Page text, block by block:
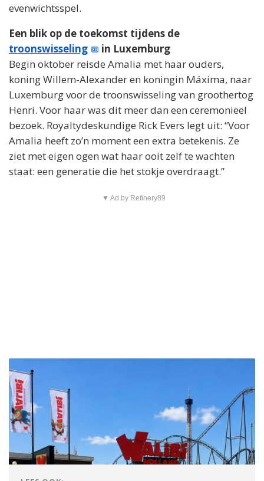
evenwichtsspel.
Een blik op de toekomst tijdens de
troonswisseling
in Luxemburg
Begin oktober reisde Amalia met haar ouders,
koning Willem-Alexander en koningin Máxima, naar
Luxemburg voor de troonswisseling van groothertog
Henri. Voor haar was dit meer dan een ceremonieel
bezoek. Royaltydeskundige Rick Evers legt uit: “Voor
Amalia heeft zo’n moment een extra betekenis. Ze
ziet met eigen ogen wat haar ooit zelf te wachten
staat: een generatie die het stokje overdraagt.”
▼ Ad by Refinery89